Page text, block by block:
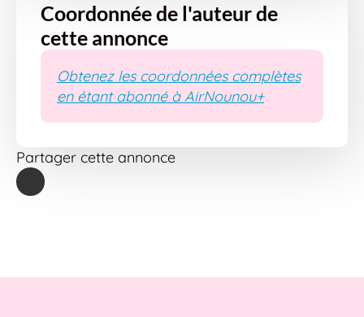
Coordonnée de l'auteur de
cette annonce
Obtenez les coordonnées complètes
en étant abonné à AirNounou+
Partager cette annonce